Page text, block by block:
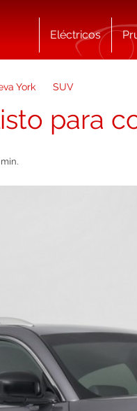
Eléctricos
York SUV
para